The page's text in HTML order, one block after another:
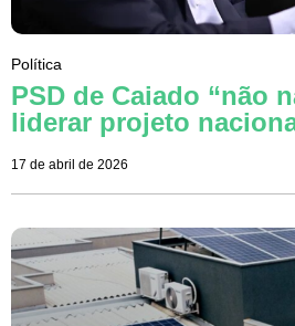
Política
PSD de Caiado “não
liderar projeto
17 de abril de 2026